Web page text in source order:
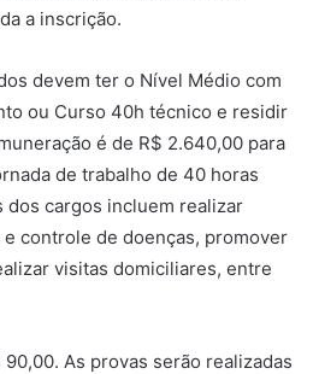
a inscrição.
devem ter o Nível Médio com
ou Curso 40h técnico e residir
é de R$ 2.640,00 para
de trabalho de 40 horas
dos cargos incluem realizar
controle de doenças, promover
visitas domiciliares, entre
As provas serão realizadas